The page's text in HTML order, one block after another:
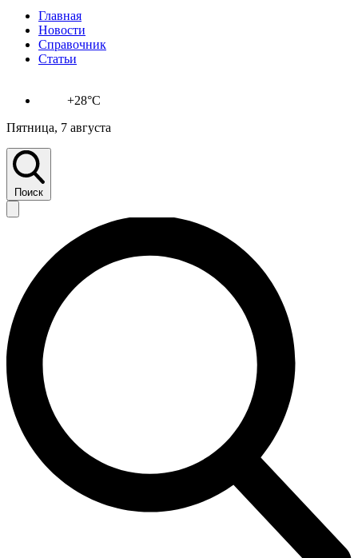
Главная
Новости
Справочник
Статьи
+28°C
Пятница, 7 августа
Поиск